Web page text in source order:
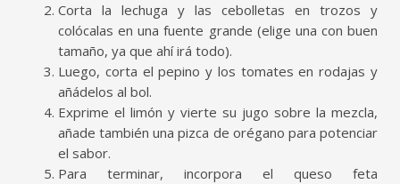
Corta la lechuga y las cebolletas en trozos y
colócalas en una fuente grande (elige una con buen
tamaño, ya que ahí irá todo).
Luego, corta el pepino y los tomates en rodajas y
añádelos al bol.
Exprime el limón y vierte su jugo sobre la mezcla,
añade también una pizca de orégano para potenciar
el sabor.
Para terminar, incorpora el queso feta